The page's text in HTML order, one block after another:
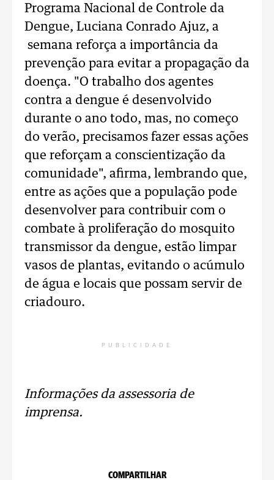
Programa Nacional de Controle da
Dengue, Luciana Conrado Ajuz, a
semana reforça a importância da
prevenção para evitar a propagação da
doença. "O trabalho dos agentes
contra a dengue é desenvolvido
durante o ano todo, mas, no começo
do verão, precisamos fazer essas ações
que reforçam a conscientização da
comunidade", afirma, lembrando que,
entre as ações que a população pode
desenvolver para contribuir com o
combate à proliferação do mosquito
transmissor da dengue, estão limpar
vasos de plantas, evitando o acúmulo
de água e locais que possam servir de
criadouro.
PUBLICIDADE
Informações da assessoria de
imprensa.
COMPARTILHAR